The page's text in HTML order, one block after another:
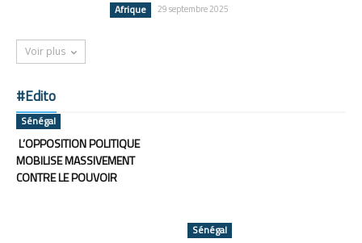
Afrique 29 septembre 2025
Voir plus
#Edito
Sénégal
L’OPPOSITION POLITIQUE
MOBILISE MASSIVEMENT
CONTRE LE POUVOIR
Sénégal